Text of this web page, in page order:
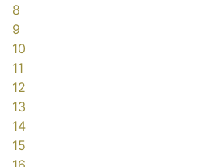
8
9
10
11
12
13
14
15